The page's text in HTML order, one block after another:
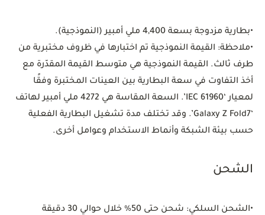
•بطارية مزدوجة بسعة 4,400 ملي أمبير (النموذجية).
•ملاحظة: القيمة النموذجية تم اختبارها في ظروف مختبرية من
طرف ثالث. القيمة النموذجية هي متوسط القيمة المقدّرة مع
أخذ التفاوت في سعة البطارية بين العينات المختبرة وفقًا
لمعيار ‘IEC 61960’. السعة المقاسة هي 4272 ملي أمبير لهاتف
‘Galaxy Z Fold7’. وقد تختلف مدة تشغيل البطارية الفعلية
حسب بيئة الشبكة وأنماط الاستخدام وعوامل أخرى.
الشحن
•الشحن السلكي:
شحن حتى 50% خلال حوالي 30 دقيقة